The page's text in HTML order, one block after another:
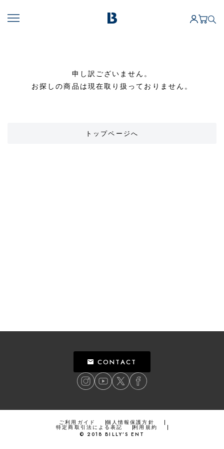
申し訳ございません。
お探しの商品は現在取り扱っておりません。
トップページへ
CONTACT
ご利用ガイド 個人情報保護方針
特定商取引法による表記
利用規約
© 2018 BILLY’S ENT